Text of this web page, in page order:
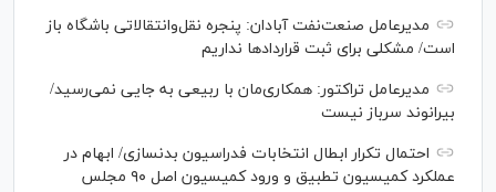
مدیرعامل صنعت‌نفت آبادان: پنجره نقل‌وانتقالاتی باشگاه باز
است/ مشکلی برای ثبت قرارداد‌ها نداریم
مدیرعامل تراکتور: همکاری‌مان با ربیعی به جایی نمی‌رسید/
بیرانوند سرباز نیست
احتمال تکرار ابطال انتخابات فدراسیون بدنسازی/ ابهام در
عملکرد کمیسیون تطبیق و ورود کمیسیون اصل ۹۰ مجلس